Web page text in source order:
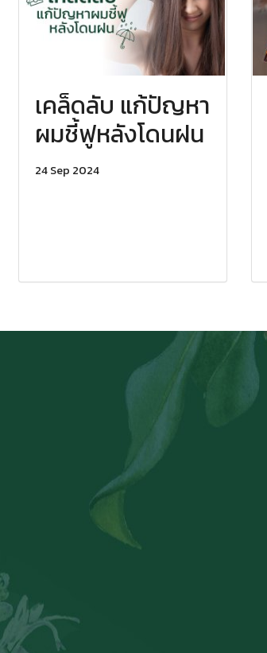
เคล็ดลับ แก้ปัญหา
ผมชี้ฟูหลังโดนฝน
24 Sep 2024